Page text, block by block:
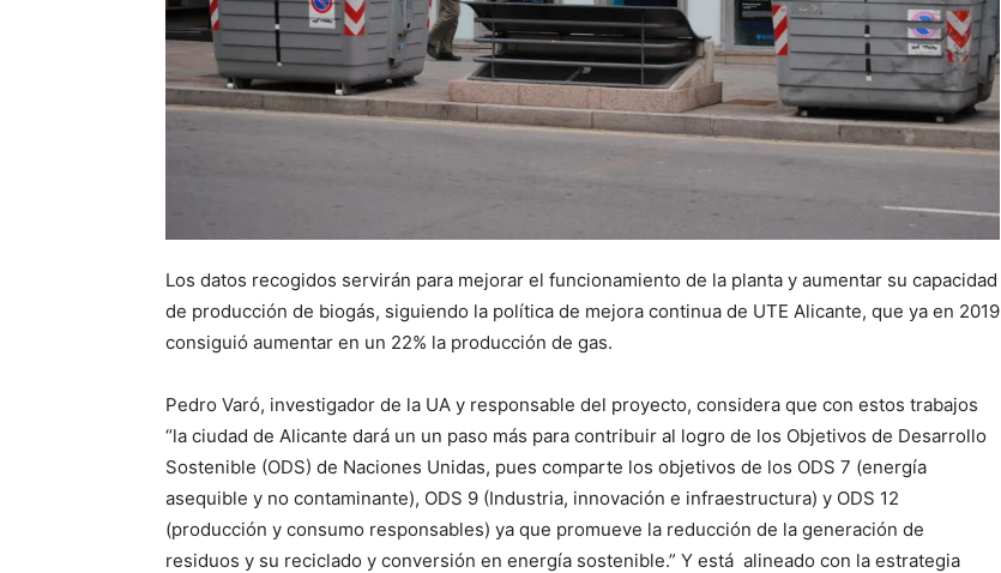
Los datos recogidos servirán para mejorar el funcionamiento de la planta y aumentar su capacidad
de producción de biogás, siguiendo la política de mejora continua de UTE Alicante, que ya en 2019
consiguió aumentar en un 22% la producción de gas.
Pedro Varó, investigador de la UA y responsable del proyecto, considera que con estos trabajos
“la ciudad de Alicante dará un un paso más para contribuir al logro de los Objetivos de Desarrollo
Sostenible (ODS) de Naciones Unidas, pues comparte los objetivos de los ODS 7 (energía
asequible y no contaminante), ODS 9 (Industria, innovación e infraestructura) y ODS 12
(producción y consumo responsables) ya que promueve la reducción de la generación de
residuos y su reciclado y conversión en energía sostenible.” Y está alineado con la estrategia